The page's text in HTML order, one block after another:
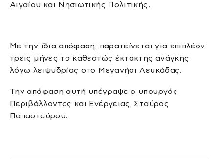
Αιγαίου και Νησιωτικής Πολιτικής.
Με την ίδια απόφαση, παρατείνεται για επιπλέον
τρεις μήνες το καθεστώς έκτακτης ανάγκης
λόγω λειψυδρίας στο Μεγανήσι Λευκάδας.
Την απόφαση αυτή υπέγραψε ο υπουργός
Περιβάλλοντος και Ενέργειας, Σταύρος
Παπασταύρου.